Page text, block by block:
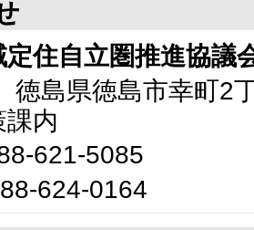
住自立圏推進協議
島県徳島市幸町2
課内
621-5085
624-0164